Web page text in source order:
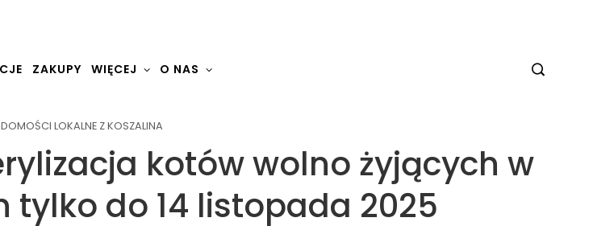
ZAKUPY WIĘCEJ O NAS
LOKALNE Z KOSZALINA
kotów wolno żyjących w
tylko do 14 listopada 2025